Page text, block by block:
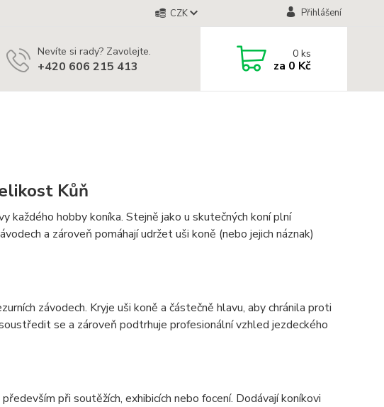
CZK Přihlášení
Nevíte si rady? Zavolejte.
+420 606 215 413
0ks
za 0 Kč
Kůň
každého hobby koníka. Stejně jako u skutečných koní plní
a zároveň pomáhají udržet uši koně (nebo jejich náznak)
závodech. Kryje uši koně a částečně hlavu, aby chránila proti
se a zároveň podtrhuje profesionální vzhled jezdeckého
při soutěžích, exhibicích nebo focení. Dodávají koníkovi